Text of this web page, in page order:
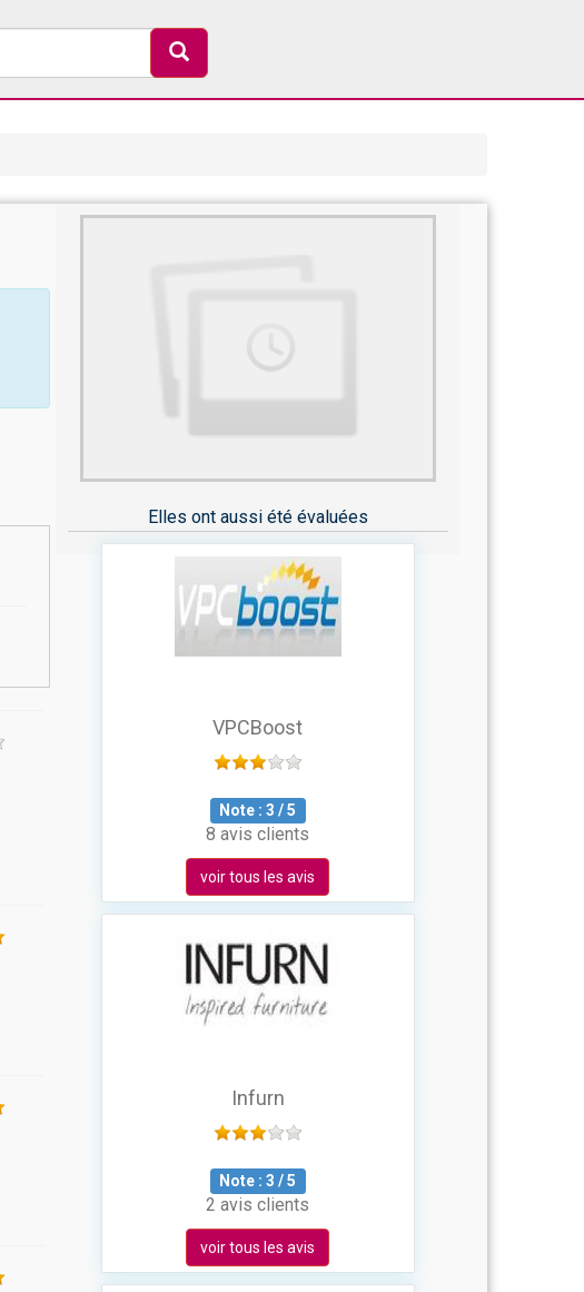
Elles ont aussi été évaluées
VPCBoost
Note :3 /5
8 avis clients
voir tous les avis
Infurn
Note :3 /5
2 avis clients
voir tous les avis